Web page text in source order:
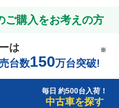
ご購入をお考えの方
は
台数150万台突破!
※
毎日 約500台入荷！
中古車を探す